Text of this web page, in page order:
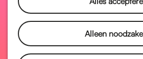
Alleen
Nederland
Romeinse
Vrede van